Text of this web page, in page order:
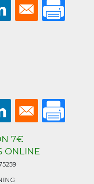
7€
ONLINE